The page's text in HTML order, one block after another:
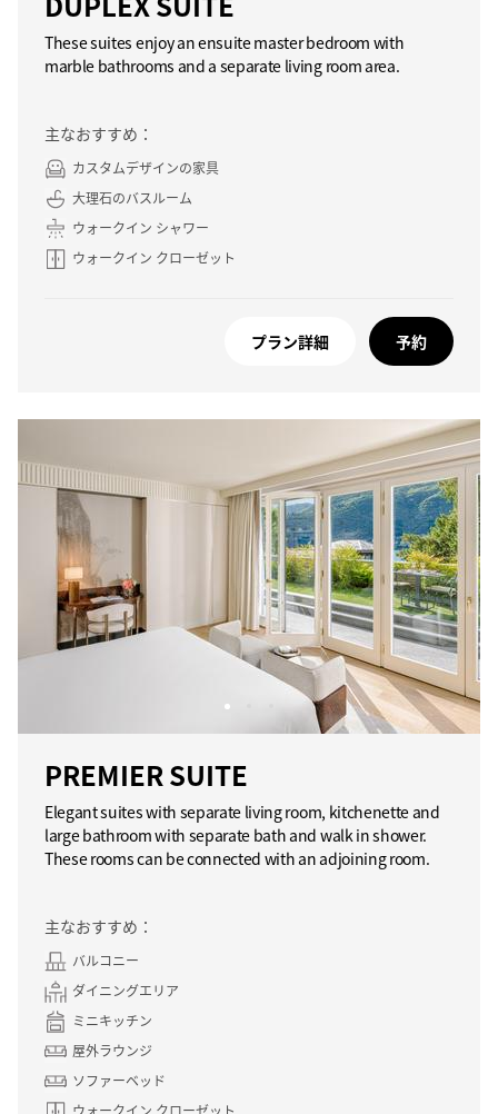
These suites enjoy an ensuite master bedroom with
marble bathrooms and a separate living room area.
主なおすすめ：
カスタムデザインの家具
大理石のバスルーム
ウォークイン シャワー
ウォークイン クローゼット
プラン詳細 予約
PREMIER SUITE
Elegant suites with separate living room, kitchenette and
large bathroom with separate bath and walk in shower.
These rooms can be connected with an adjoining room.
主なおすすめ：
バルコニー
ダイニングエリア
ミニキッチン
屋外ラウンジ
ソファーベッド
ウォークイン クローゼット